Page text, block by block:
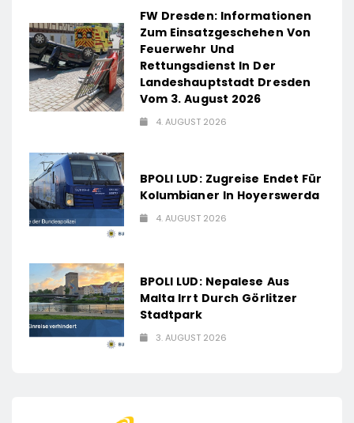
FW Dresden: Informationen
Zum Einsatzgeschehen Von
Feuerwehr Und
Rettungsdienst In Der
Landeshauptstadt Dresden
Vom 3. August 2026
4. AUGUST 2026
BPOLI LUD: Zugreise Endet Für
Kolumbianer In Hoyerswerda
4. AUGUST 2026
BPOLI LUD: Nepalese Aus
Malta Irrt Durch Görlitzer
Stadtpark
3. AUGUST 2026